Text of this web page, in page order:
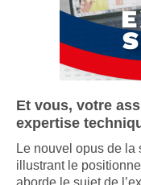
Et vous, votre
expertise
Le nouvel opus de la
illustrant le